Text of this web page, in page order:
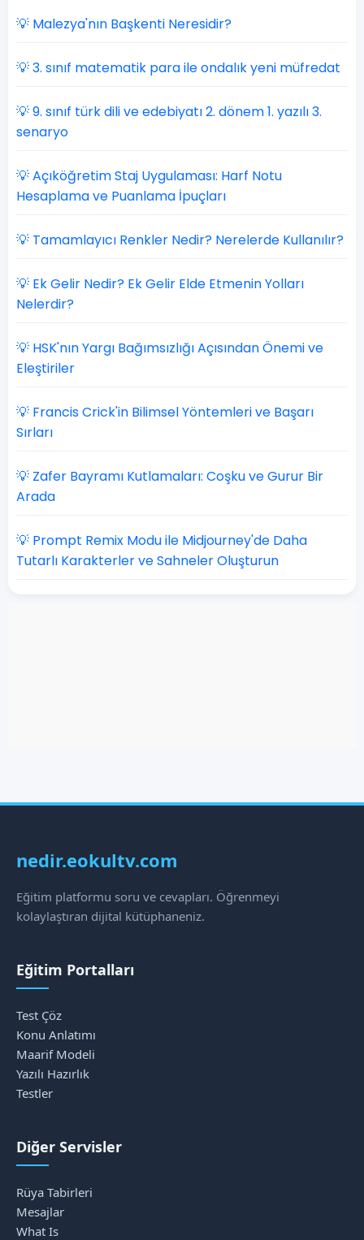
💡 Malezya'nın Başkenti Neresidir?
💡 3. sınıf matematik para ile ondalık yeni müfredat
💡 9. sınıf türk dili ve edebiyatı 2. dönem 1. yazılı 3.
senaryo
💡 Açıköğretim Staj Uygulaması: Harf Notu
Hesaplama ve Puanlama İpuçları
💡 Tamamlayıcı Renkler Nedir? Nerelerde Kullanılır?
💡 Ek Gelir Nedir? Ek Gelir Elde Etmenin Yolları
Nelerdir?
💡 HSK'nın Yargı Bağımsızlığı Açısından Önemi ve
Eleştiriler
💡 Francis Crick'in Bilimsel Yöntemleri ve Başarı
Sırları
💡 Zafer Bayramı Kutlamaları: Coşku ve Gurur Bir
Arada
💡 Prompt Remix Modu ile Midjourney'de Daha
Tutarlı Karakterler ve Sahneler Oluşturun
nedir.eokultv.com
Eğitim platformu soru ve cevapları. Öğrenmeyi
kolaylaştıran dijital kütüphaneniz.
Eğitim Portalları
Test Çöz
Konu Anlatımı
Maarif Modeli
Yazılı Hazırlık
Testler
Diğer Servisler
Rüya Tabirleri
Mesajlar
What Is